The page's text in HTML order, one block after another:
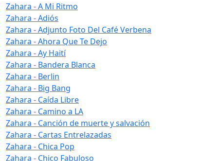
Zahara - A Mi Ritmo
Zahara - Adiós
Zahara - Adjunto Foto Del Café Verbena
Zahara - Ahora Que Te Dejo
Zahara - Ay Haití
Zahara - Bandera Blanca
Zahara - Berlin
Zahara - Big Bang
Zahara - Caída Libre
Zahara - Camino a LA
Zahara - Canción de muerte y salvación
Zahara - Cartas Entrelazadas
Zahara - Chica Pop
Zahara - Chico Fabuloso